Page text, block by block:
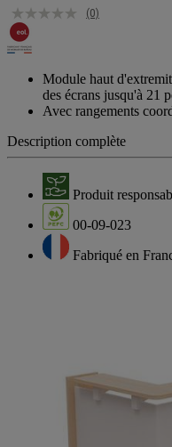
(0)
Module haut
des écrans jusqu'à 21
Avec rangements
Description complète
Produit
00-09-023
Fabriqué en